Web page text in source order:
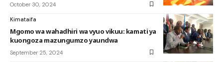
October 30, 2024
Kimataifa
Mgomo wa wahadhiri wa vyuo vikuu: kamati ya
kuongoza mazungumzo yaundwa
September 25, 2024